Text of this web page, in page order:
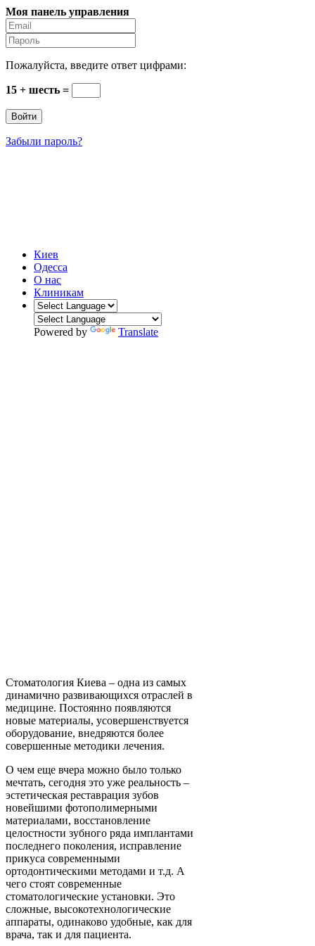
Моя панель управления
Пожалуйста, введите ответ цифрами:
15 + шесть =
Забыли пароль?
Киев
Одесса
О нас
Клиникам
Powered by Translate
Стоматология Киева – одна из самых
динамично развивающихся отраслей в
медицине. Постоянно появляются
новые материалы, усовершенствуется
оборудование, внедряются более
совершенные методики лечения.
О чем еще вчера можно было только
мечтать, сегодня это уже реальность –
эстетическая реставрация зубов
новейшими фотополимерными
материалами, восстановление
целостности зубного ряда имплантами
последнего поколения, исправление
прикуса современными
ортодонтическими методами и т.д. А
чего стоят современные
стоматологические установки. Это
сложные, высокотехнологические
аппараты, одинаково удобные, как для
врача, так и для пациента.